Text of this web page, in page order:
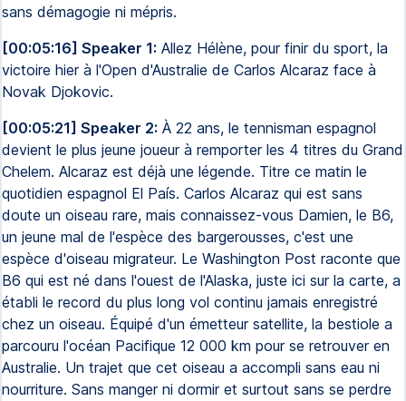
sans démagogie ni mépris.
[00:05:16] Speaker 1: Allez Hélène, pour finir du sport, la
victoire hier à l'Open d'Australie de Carlos Alcaraz face à
Novak Djokovic.
[00:05:21] Speaker 2: À 22 ans, le tennisman espagnol
devient le plus jeune joueur à remporter les 4 titres du Grand
Chelem. Alcaraz est déjà une légende. Titre ce matin le
quotidien espagnol El País. Carlos Alcaraz qui est sans
doute un oiseau rare, mais connaissez-vous Damien, le B6,
un jeune mal de l'espèce des bargerousses, c'est une
espèce d'oiseau migrateur. Le Washington Post raconte que
B6 qui est né dans l'ouest de l'Alaska, juste ici sur la carte, a
établi le record du plus long vol continu jamais enregistré
chez un oiseau. Équipé d'un émetteur satellite, la bestiole a
parcouru l'océan Pacifique 12 000 km pour se retrouver en
Australie. Un trajet que cet oiseau a accompli sans eau ni
nourriture. Sans manger ni dormir et surtout sans se perdre